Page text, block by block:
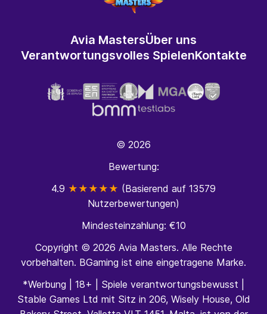
Avia MastersÜber uns
Verantwortungsvolles SpielenKontakte
© 2026
Bewertung:
4.9 ★★★★★ (Basierend auf 13579
Nutzerbewertungen)
Mindesteinzahlung: €10
Copyright © 2026 Avia Masters. Alle Rechte
vorbehalten. BGaming ist eine eingetragene Marke.
*Werbung | 18+ | Spiele verantwortungsbewusst |
Stable Games Ltd mit Sitz in 206, Wisely House, Old